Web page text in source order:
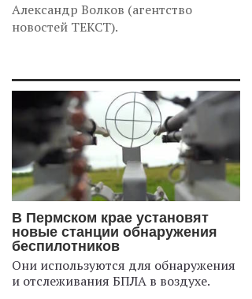
Александр Волков (агентство
новостей ТЕКСТ).
В Пермском крае установят
новые станции обнаружения
беспилотников
Они используются для обнаружения
и отслеживания БПЛА в воздухе.